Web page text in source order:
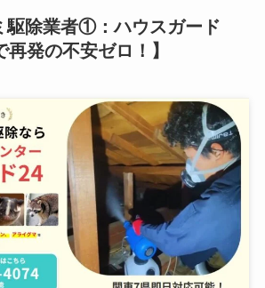
駆除業者①：ハウスガード
発の不安ゼロ！】